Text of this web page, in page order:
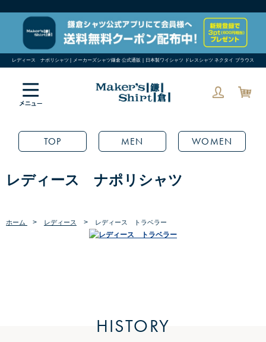
レディース ナポリシャツ | メーカーズシャツ鎌倉 公式通販 | 日本製ワイシャツ ドレスシャツ ネクタイ ブラウス
TOP MEN WOMEN
レディース ナポリシャツ
ホーム > レディース > レディース トラベラー
HISTORY